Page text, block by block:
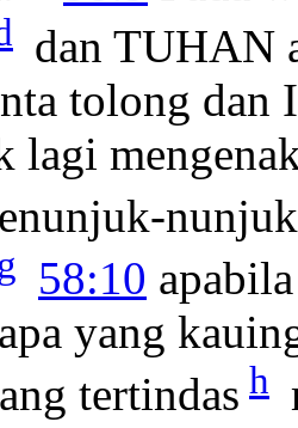
dan TUHAN
tolong dan
lagi
g 58:10
yang
tertindas h